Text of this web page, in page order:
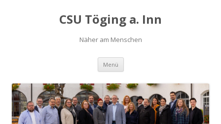
CSU Töging a. Inn
Näher am Menschen
Menü Springe
Inhalt